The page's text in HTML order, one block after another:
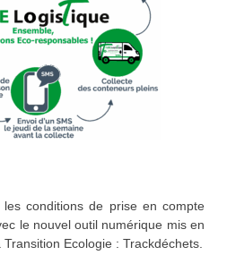
conditions de prise en compte
le nouvel outil numérique mis en
Ecologie : Trackdéchets.